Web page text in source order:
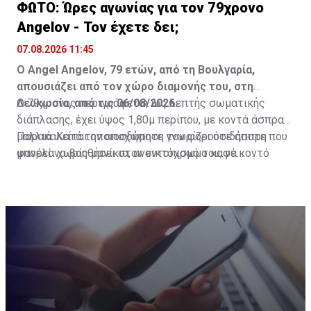
ΦΩΤΟ: Ώρες αγωνίας για τον 79χρονο
Angelov - Τον έχετε δει;
07.08.2026 11:45
Ο Angel Angelov, 79 ετών, από τη Βουλγαρία,
απουσιάζει από τον χώρο διαμονής του, στη
Λευκωσία, από τις 06/08/2026.
Ο 79χρονος περιγράφεται ως λεπτής σωματικής
διάπλασης, έχει ύψος 1,80μ περίπου, με κοντά άσπρα
μαλλιά. Κατά την αποχώρηση του φορούσε άσπρη
φανέλα χωρίς μανίκια, ανοικτόχρωμο καφέ κοντό
Παρακαλείται οποιοσδήποτε γνωρίζει οτιδήποτε που
μπορεί να βοηθήσει στον εντοπισμό του, να
Αστυνομικό Σταθμό, ή με τη Γραμμή του Πολίτη στον
τηλεφωνικό αριθμό 1460.